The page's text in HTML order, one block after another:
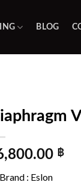
BLOG
฿
Brand : Eslon